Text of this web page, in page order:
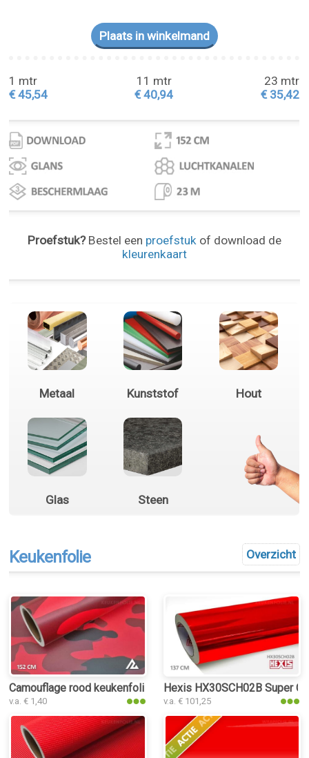
1 mtr
€ 45,54
11 mtr
€ 40,94
23 mtr
€ 35,42
Proefstuk?Bestel een proefstukof download de
kleurenkaart
Metaal Kunststof Hout
Glas Steen
Overzicht
Keukenfolie
Camouflage rood keukenfolie
v.a. € 1,40
Hexis HX30SCH02B Super
v.a. € 101,25